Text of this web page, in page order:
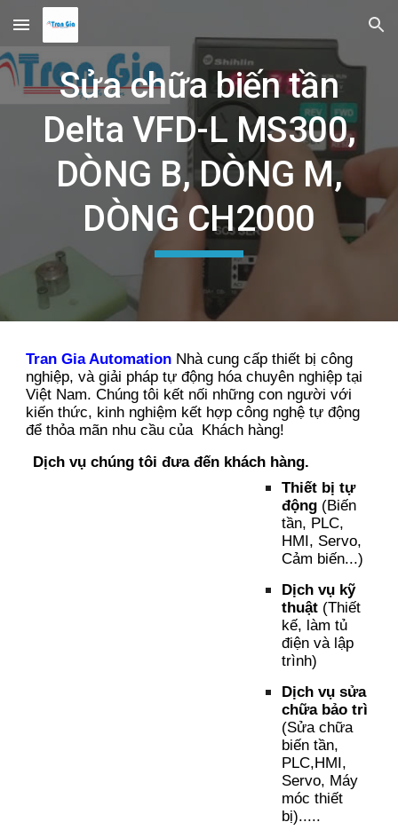
Skip to main content Skip to navigation
Sửa chữa biến tần
Delta VFD-L MS300,
DÒNG B, DÒNG M,
DÒNG CH2000
Tran Gia Automation Nhà cung cấp thiết bị công
nghiệp, và giải pháp tự động hóa chuyên nghiệp tại
Việt Nam. Chúng tôi kết nối những con người với
kiến thức, kinh nghiệm kết hợp công nghệ tự động
để thỏa mãn nhu cầu của Khách hàng!
Dịch vụ chúng tôi đưa đến khách hàng.
Thiết bị tự
động (Biến
tần, PLC,
HMI, Servo,
Cảm biến...)
Dịch vụ kỹ
thuật (Thiết
kế, làm tủ
điện và lập
trình)
Dịch vụ sửa
chữa bảo trì
(Sửa chữa
biến tần,
PLC,HMI,
Servo, Máy
móc thiết
bị).....